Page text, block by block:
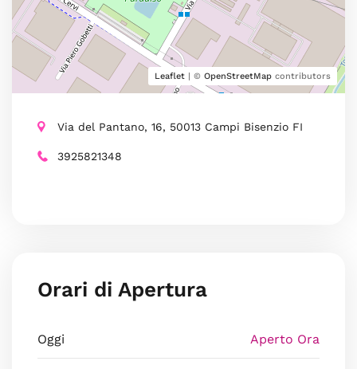
Leaflet | © OpenStreetMap contributors
Via del Pantano, 16, 50013 Campi Bisenzio FI
3925821348
Orari di Apertura
Oggi Aperto Ora